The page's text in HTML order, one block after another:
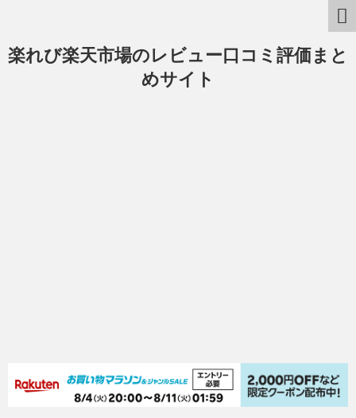
楽れび楽天市場のレビュー口コミ評価まと
めサイト